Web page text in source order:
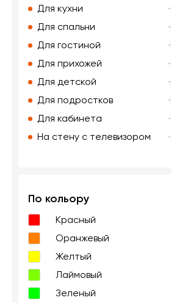
Для кухни
Для спальни
Для гостиной
Для прихожей
Для детской
Для подростков
Для кабинета
На стену с телевизором
По кольору
Красный
Оранжевый
Желтый
Лаймовый
Зеленый